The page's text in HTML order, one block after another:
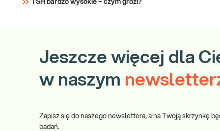
TSH bardzo wysokie – czym grozi?
Jeszcze więcej dla
w naszym
Zapisz się do naszego newslettera, a na Twoją skrzynkę
badań.